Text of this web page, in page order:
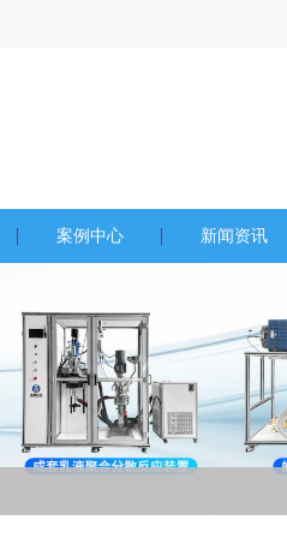
案例中心 新闻资讯